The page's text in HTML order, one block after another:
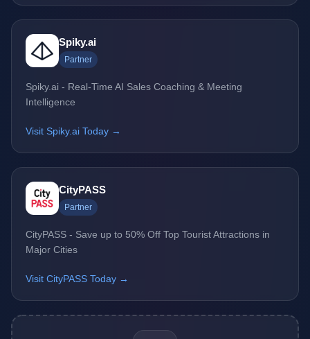
Spiky.ai
Partner
Spiky.ai - Real-Time AI Sales Coaching & Meeting
Intelligence
Visit Spiky.ai Today →
CityPASS
Partner
CityPASS - Save up to 50% Off Top Tourist Attractions in
Major Cities
Visit CityPASS Today →